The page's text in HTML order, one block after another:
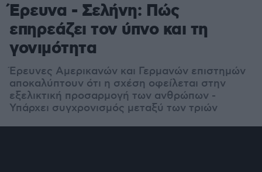
Έρευνα - Σελήνη: Πώς
επηρεάζει τον ύπνο και τη
γονιμότητα
Έρευνες Αμερικανών και Γερμανών επιστημών
αποκαλύπτουν ότι η σχέση οφείλεται στην
εξελικτική προσαρμογή των ανθρώπων -
Υπάρχει συγχρονισμός μεταξύ των τριών